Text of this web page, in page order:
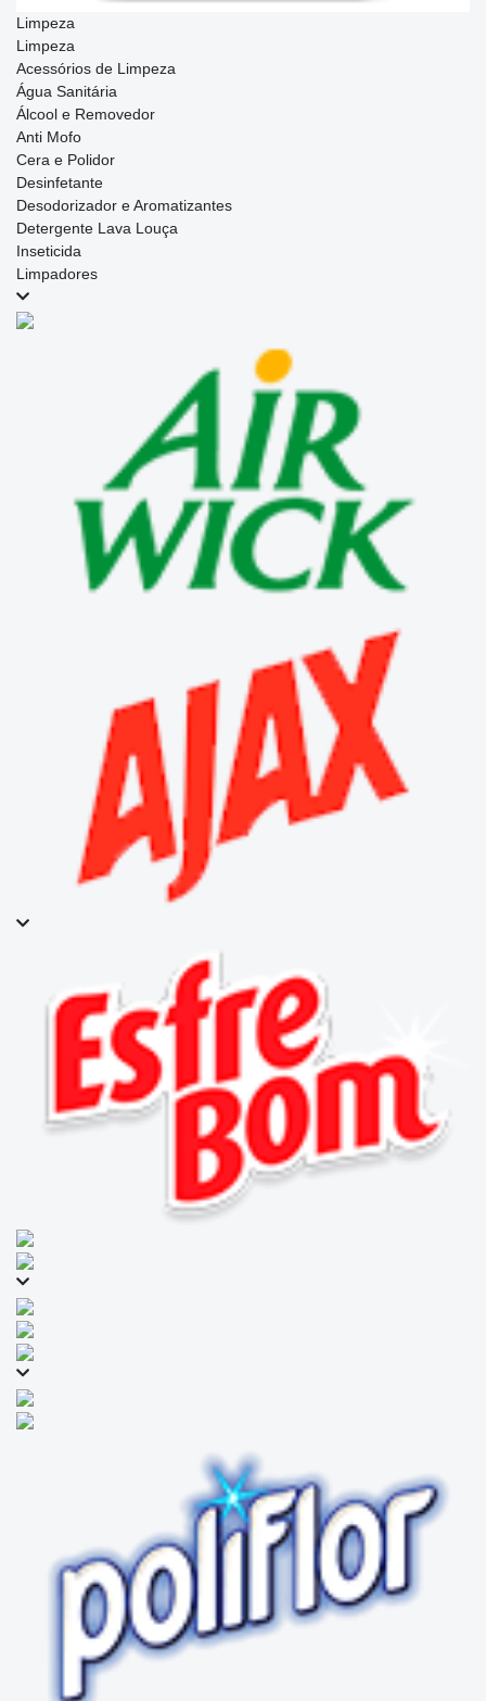
Limpeza
Limpeza
Acessórios de Limpeza
Água Sanitária
Álcool e Removedor
Anti Mofo
Cera e Polidor
Desinfetante
Desodorizador e Aromatizantes
Detergente Lava Louça
Inseticida
Limpadores